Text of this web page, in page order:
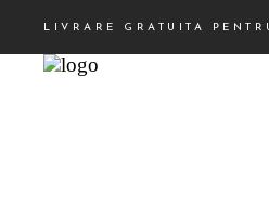
LIVRARE GRATUITA